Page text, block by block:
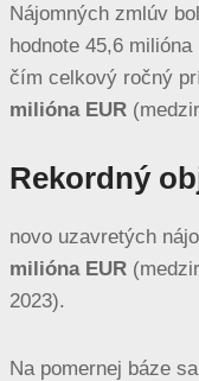
Nájomných zmlúv
hodnote 45,6
čím celkový ročný
milióna EUR
Rekordný
novo uzavretých
milióna EUR
2023).
Na pomernej báze